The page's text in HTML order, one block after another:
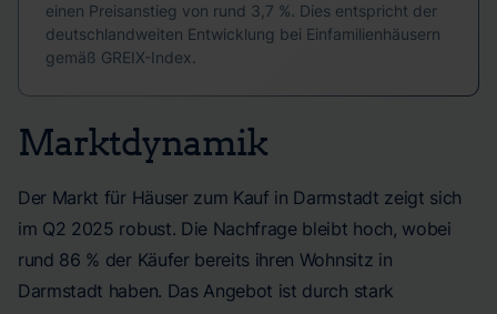
einen Preisanstieg von rund 3,7 %. Dies entspricht der
deutschlandweiten Entwicklung bei Einfamilienhäusern
gemäß GREIX-Index.
Marktdynamik
Der Markt für Häuser zum Kauf in Darmstadt zeigt sich
im Q2 2025 robust. Die Nachfrage bleibt hoch, wobei
rund 86 % der Käufer bereits ihren Wohnsitz in
Darmstadt haben. Das Angebot ist durch stark